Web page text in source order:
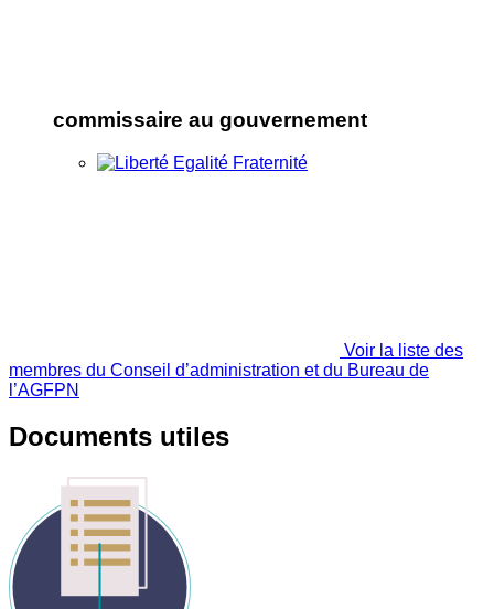
commissaire au gouvernement
Voir la liste des
membres du Conseil d’administration et du Bureau de
l’AGFPN
Documents utiles